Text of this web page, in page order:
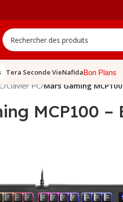
Tera Seconde VieNafidaBon Plans
/Clavier PC/Mars Gaming
MCP100